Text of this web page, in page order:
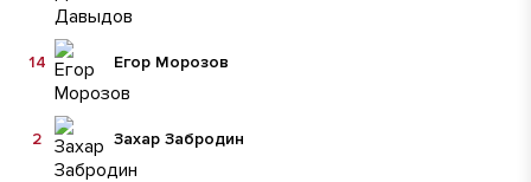
Егор Морозов
14
Захар Забродин
2